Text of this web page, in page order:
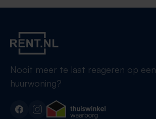
Nooit meer te laat reageren op een
huurwoning?